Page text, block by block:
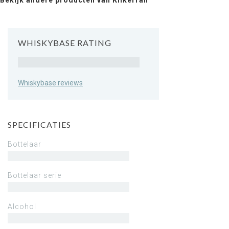
WHISKYBASE RATING
Whiskybase reviews
SPECIFICATIES
Bottelaar
Bottelaar serie
Alcohol